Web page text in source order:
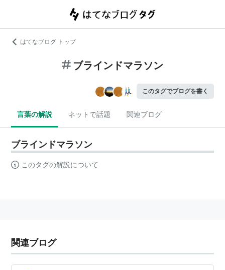
はてなブログ トップ
ブラインドマラソン
このタグでブログを書く
言葉の解説 ネットで話題 関連ブログ
ブラインドマラソン
このタグの解説について
関連ブログ